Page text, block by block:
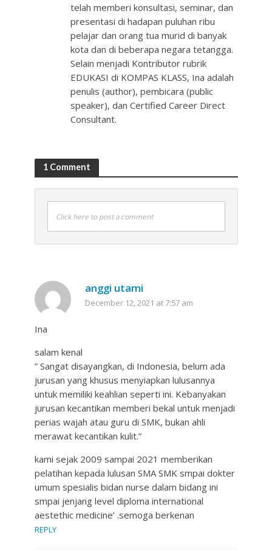
telah memberi konsultasi, seminar, dan
presentasi di hadapan puluhan ribu
pelajar dan orang tua murid di banyak
kota dan di beberapa negara tetangga.
Selain menjadi Kontributor rubrik
EDUKASI di KOMPAS KLASS, Ina adalah
penulis (author), pembicara (public
speaker), dan Certified Career Direct
Consultant.
1 Comment
Click here to post a comment
anggi utami
December 12, 2021 at 7:57 am
Ina
salam kenal
” Sangat disayangkan, di Indonesia, belum ada
jurusan yang khusus menyiapkan lulusannya
untuk memiliki keahlian seperti ini. Kebanyakan
jurusan kecantikan memberi bekal untuk menjadi
perias wajah atau guru di SMK, bukan ahli
merawat kecantikan kulit.”
kami sejak 2009 sampai 2021 memberikan
pelatihan kepada lulusan SMA SMK smpai dokter
umum spesialis bidan nurse dalam bidang ini
smpai jenjang level diploma international
aestethic medicine’ .semoga berkenan
REPLY